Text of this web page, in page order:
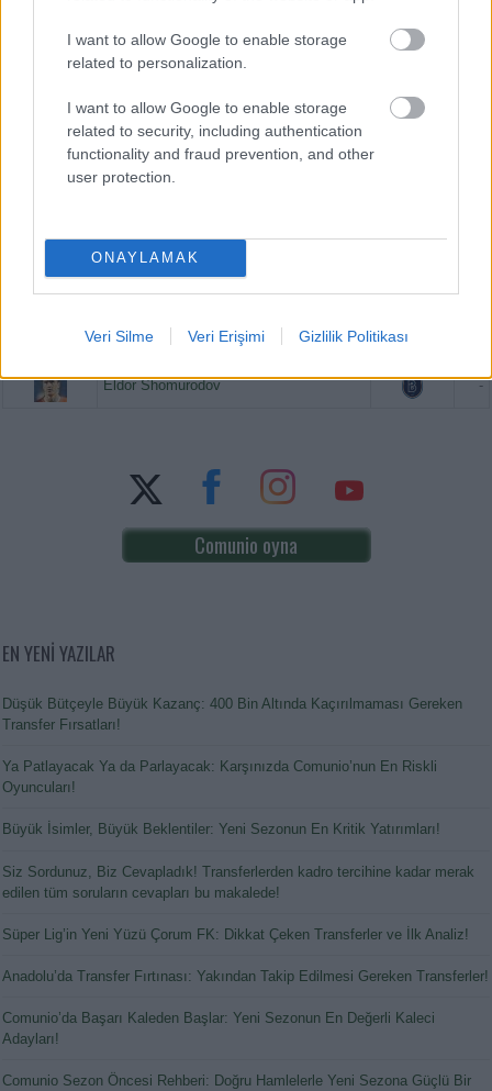
I want to allow Google to enable storage
related to personalization.
I want to allow Google to enable storage
related to security, including authentication
functionality and fraud prevention, and other
user protection.
ONAYLAMAK
Veri Silme Veri Erişimi Gizlilik Politikası
Eldor Shomurodov
PUAN BAZINDA TOP 5
Mason Greenwood
Orkun Kökçü
Paul Onuachu
Eldor Shomurodov -
Comunio oyna
EN YENİ YAZILAR
Düşük Bütçeyle Büyük Kazanç: 400 Bin Altında Kaçırılmaması Gereken
Transfer Fırsatları!
Ya Patlayacak Ya da Parlayacak: Karşınızda Comunio’nun En Riskli
Oyuncuları!
Büyük İsimler, Büyük Beklentiler: Yeni Sezonun En Kritik Yatırımları!
Siz Sordunuz, Biz Cevapladık! Transferlerden kadro tercihine kadar merak
edilen tüm soruların cevapları bu makalede!
Süper Lig’in Yeni Yüzü Çorum FK: Dikkat Çeken Transferler ve İlk Analiz!
Anadolu’da Transfer Fırtınası: Yakından Takip Edilmesi Gereken Transferler!
Comunio’da Başarı Kaleden Başlar: Yeni Sezonun En Değerli Kaleci
Adayları!
Comunio Sezon Öncesi Rehberi: Doğru Hamlelerle Yeni Sezona Güçlü Bir